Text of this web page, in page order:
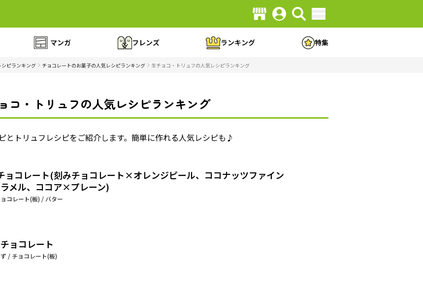
マンガ フレンズ ランキング 特集
ピランキング チョコレートのお菓子の人気レシピランキング 生チョコ・トリュフの人気レシピランキング
コ・トリュフの人気レシピランキング
とトリュフレシピをご紹介します。簡単に作れる人気レシピも♪
ョコレート(刻みチョコレート×オレンジピール、ココナッツファイン
メル、ココア×プレーン)
コレート(板) / バター
ョコレート
/ チョコレート(板)